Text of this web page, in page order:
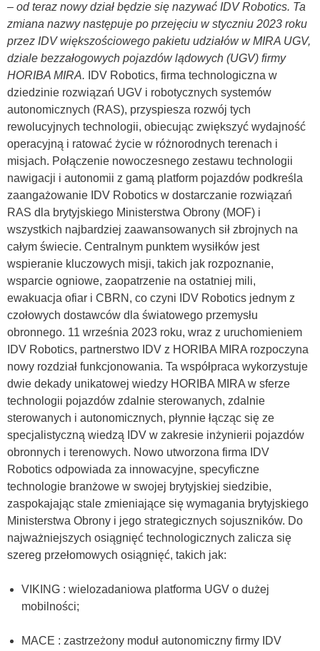
– od teraz nowy dział będzie się nazywać IDV Robotics. Ta
zmiana nazwy następuje po przejęciu w styczniu 2023 roku
przez IDV większościowego pakietu udziałów w MIRA UGV,
dziale bezzałogowych pojazdów lądowych (UGV) firmy
HORIBA MIRA. IDV Robotics, firma technologiczna w
dziedzinie rozwiązań UGV i robotycznych systemów
autonomicznych (RAS), przyspiesza rozwój tych
rewolucyjnych technologii, obiecując zwiększyć wydajność
operacyjną i ratować życie w różnorodnych terenach i
misjach. Połączenie nowoczesnego zestawu technologii
nawigacji i autonomii z gamą platform pojazdów podkreśla
zaangażowanie IDV Robotics w dostarczanie rozwiązań
RAS dla brytyjskiego Ministerstwa Obrony (MOF) i
wszystkich najbardziej zaawansowanych sił zbrojnych na
całym świecie. Centralnym punktem wysiłków jest
wspieranie kluczowych misji, takich jak rozpoznanie,
wsparcie ogniowe, zaopatrzenie na ostatniej mili,
ewakuacja ofiar i CBRN, co czyni IDV Robotics jednym z
czołowych dostawców dla światowego przemysłu
obronnego. 11 września 2023 roku, wraz z uruchomieniem
IDV Robotics, partnerstwo IDV z HORIBA MIRA rozpoczyna
nowy rozdział funkcjonowania. Ta współpraca wykorzystuje
dwie dekady unikatowej wiedzy HORIBA MIRA w sferze
technologii pojazdów zdalnie sterowanych, zdalnie
sterowanych i autonomicznych, płynnie łącząc się ze
specjalistyczną wiedzą IDV w zakresie inżynierii pojazdów
obronnych i terenowych. Nowo utworzona firma IDV
Robotics odpowiada za innowacyjne, specyficzne
technologie branżowe w swojej brytyjskiej siedzibie,
zaspokajając stale zmieniające się wymagania brytyjskiego
Ministerstwa Obrony i jego strategicznych sojuszników. Do
najważniejszych osiągnięć technologicznych zalicza się
szereg przełomowych osiągnięć, takich jak:
VIKING : wielozadaniowa platforma UGV o dużej
mobilności;
MACE : zastrzeżony moduł autonomiczny firmy IDV